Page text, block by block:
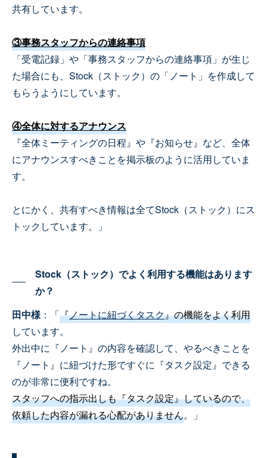
共有しています。
③事務スタッフからの連絡事項
「受電記録」や「事務スタッフからの連絡事項」が生じ
た場合にも、Stock（ストック）の「ノート」を作成して
もらうようにしています。
④全体に対するアナウンス
『全体ミーティングの日程』や『お知らせ』など、全体
にアナウンスすべきことを掲示板のように活用していま
す。
とにかく、共有すべき情報は全てStock（ストック）にス
トックしています。」
Stock（ストック）でよく利用する機能はあります
か？
田中様：「『ノートに紐づくタスク』の機能をよく利用
しています。
外出中に『ノート』の内容を確認して、やるべきことを
『ノート』に紐づけた形ですぐに『タスク設定』できる
のが非常に便利ですね。
スタッフへの指示出しも『タスク設定』しているので、
依頼した内容が漏れる心配がありません。」